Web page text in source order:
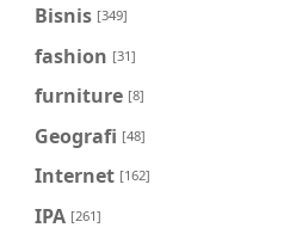
Bisnis [349]
fashion [31]
furniture [8]
Geografi [48]
Internet [162]
IPA [261]